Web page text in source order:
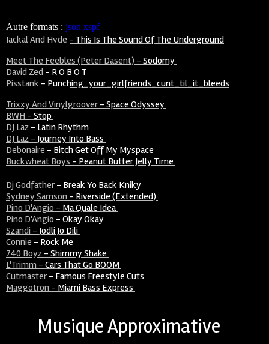
Autre formats : json xspf
Jackal And Hyde - This Is The Sound Of The Underground
Meet The Feebles (Peter Dasent) - Sodomy
David Zed - R O B O T
Pisstank - Punching_your_girlfriends_cunt_til_it_bleeds
Trixxy And Vinylgroover - Space Odyssey
BWH - Stop
DJ Laz - Latin Rhythm
DJ Laz - Journey Into Bass
Debonaire - Bitch Get Off My Myspace
Buckwheat Boys - Peanut Butter Jelly Time
Dj Godfather - Break Yo Back Kniky
Sydney Samson - Riverside (extended)
Pino D'Angio - Ma Quale Idea
Pino D'Angio - Okay Okay
Szandi - Jodli Jo Dili
Connie - Rock Me
740 Boyz - Shimmy Shake
L'Trimm - Cars That Go BOOM
Cutmaster - Famous Freestyle Cuts
Maggotron - Miami Bass Express
Musique Approximative